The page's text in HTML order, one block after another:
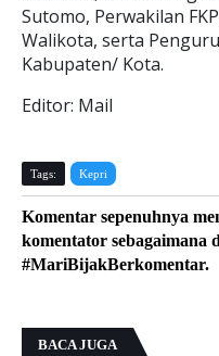
Sutomo, Perwakilan
Walikota, serta
Kabupaten/ Kota.
Editor: Mail
Tags: Kepri
Komentar sepenuhnya
komentator
#MariBijakBerkomentar.
BACA JUGA